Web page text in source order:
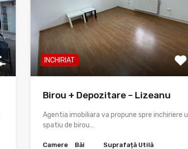
INCHIRIAT
Birou + Depozitare – Lizeanu
Agentia imobiliara va propune spre inchiriere
spatiu de birou…
Camere
Băi
Suprafață Utilă